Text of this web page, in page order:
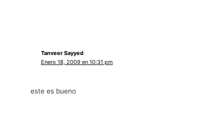
Tanveer Sayyed
Enero 18, 2009 en 10:31 pm
este es bueno